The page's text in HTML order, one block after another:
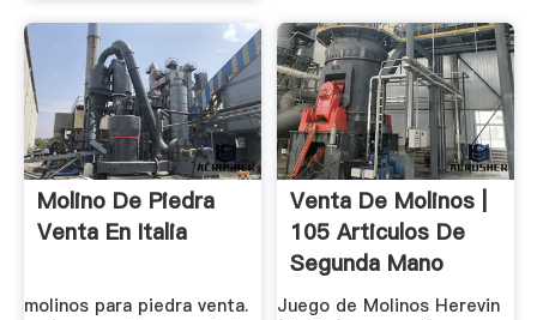
Molino De Piedra
Venta En Italia
molinos para piedra venta.
Venta De Molinos |
105 Articulos De
Segunda Mano
Juego de Molinos Herevin